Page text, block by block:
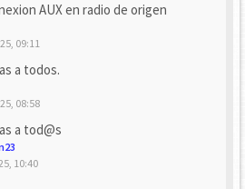
AUX en radio de origen
09:11
a todos.
08:58
a tod@s
10:40